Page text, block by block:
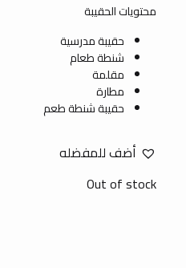
محتويات الحقيبة
حقيبة مدرسية
شنطة طعام
مقلمة
مطارة
حقيبة شنطة طعم
أضف للمفضله
Out of stock